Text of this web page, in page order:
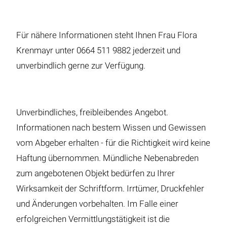
Für nähere Informationen steht Ihnen Frau Flora
Krenmayr unter 0664 511 9882 jederzeit und
unverbindlich gerne zur Verfügung.
Unverbindliches, freibleibendes Angebot.
Informationen nach bestem Wissen und Gewissen
vom Abgeber erhalten - für die Richtigkeit wird keine
Haftung übernommen. Mündliche Nebenabreden
zum angebotenen Objekt bedürfen zu Ihrer
Wirksamkeit der Schriftform. Irrtümer, Druckfehler
und Änderungen vorbehalten. Im Falle einer
erfolgreichen Vermittlungstätigkeit ist die